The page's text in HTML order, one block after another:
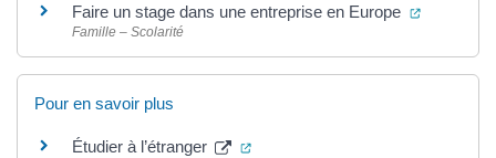
Faire un stage dans une entreprise en Europe
Famille – Scolarité
Pour en savoir plus
Étudier à l’étranger (ouverture dans un nouvel onglet)